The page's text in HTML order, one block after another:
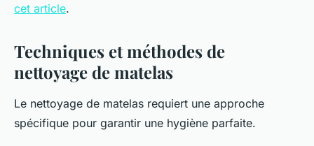
cet article.
Techniques et méthodes de
nettoyage de matelas
Le nettoyage de matelas requiert une approche
spécifique pour garantir une hygiène parfaite.